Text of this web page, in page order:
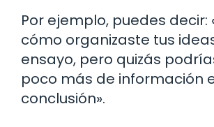
Por ejemplo, puedes decir:
cómo organizaste tus
ensayo, pero quizás
poco más de información
conclusión».